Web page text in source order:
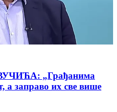
„Грађанима
а заправо их све више